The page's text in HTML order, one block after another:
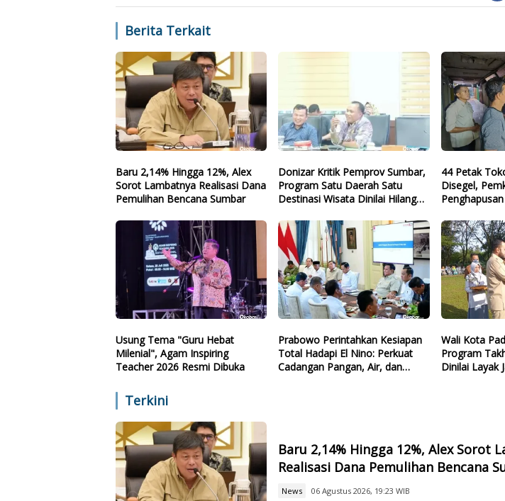
Berita Terkait
Baru 2,14% Hingga 12%, Alex
Sorot Lambatnya Realisasi Dana
Pemulihan Bencana Sumbar
Donizar Kritik Pemprov Sumbar,
Program Satu Daerah Satu
Destinasi Wisata Dinilai Hilang
44 Petak
Disegel,
Usung Tema "Guru Hebat
Milenial", Agam Inspiring
Teacher 2026 Resmi Dibuka
Prabowo Perintahkan Kesiapan
Total Hadapi El Nino: Perkuat
Cadangan Pangan, Air, dan
Wali Kota
Program
Dinilai Layak
Terkini
Baru 2,14% Hingga 12%, Alex Sorot
Realisasi Dana Pemulihan Bencana
News 06 Agustus 2026, 19:23 WIB